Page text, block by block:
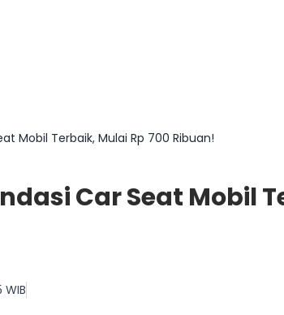
Mobil Terbaik, Mulai Rp 700 Ribuan!
Car Seat Mobil
WIB